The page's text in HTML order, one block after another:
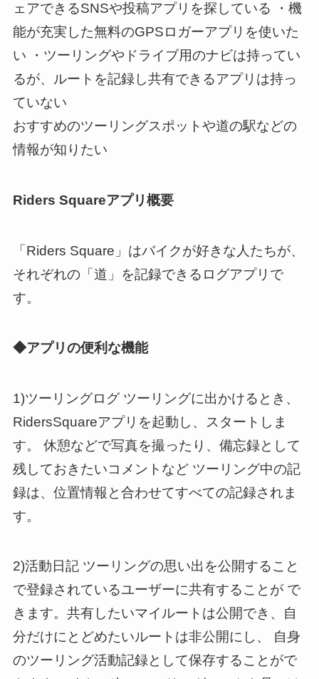
ェアできるSNSや投稿アプリを探している ・機
能が充実した無料のGPSロガーアプリを使いた
い ・ツーリングやドライブ用のナビは持ってい
るが、ルートを記録し共有できるアプリは持っ
ていない
おすすめのツーリングスポットや道の駅などの
情報が知りたい
Riders Squareアプリ概要
「Riders Square」はバイクが好きな人たちが、
それぞれの「道」を記録できるログアプリで
す。
◆アプリの便利な機能
1)ツーリングログ ツーリングに出かけるとき、
RidersSquareアプリを起動し、スタートしま
す。 休憩などで写真を撮ったり、備忘録として
残しておきたいコメントなど ツーリング中の記
録は、位置情報と合わせてすべての記録されま
す。
2)活動日記 ツーリングの思い出を公開すること
で登録されているユーザーに共有することが で
きます。共有したいマイルートは公開でき、自
分だけにとどめたいルートは非公開にし、 自身
のツーリング活動記録として保存することがで